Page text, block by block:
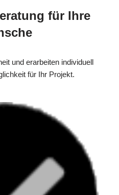
für Ihre
und erarbeiten individuell
für Ihr Projekt.